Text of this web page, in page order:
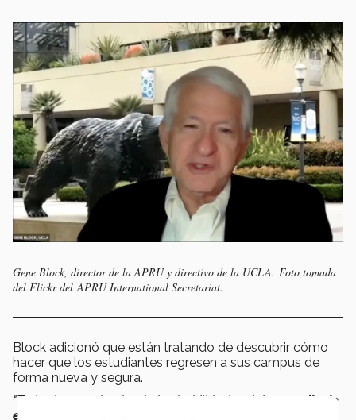
Gene Block, director de la APRU y directivo de la UCLA. Foto tomada
del Flickr del APRU International Secretariat.
Block adicionó que están tratando de descubrir cómo
hacer que los estudiantes regresen a sus campus de
forma nueva y segura.
"Todos hemos dominado las habilidades del
aprendizaje
en línea